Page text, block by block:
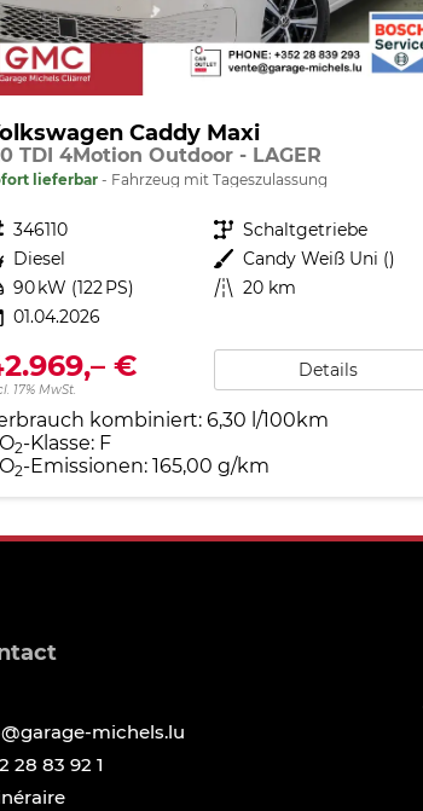
Caddy Maxi
TDI 4Motion Outdoor - LAGER
lieferbar Fahrzeug mit Tageszulassung
346110 Getriebe Schaltgetriebe
Diesel Außenfarbe Candy Weiß Uni ()
90 kW (122 PS) Kilometerstand 20 km
01.04.2026
€
17% MwSt.
Details
kombiniert: 6,30 l/100km
2-Klasse: F
2-Emissionen: 165,00 g/km
michels.lu
28 83 92 1